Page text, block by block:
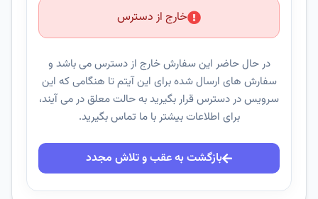
خارج از دسترس
در حال حاضر این سفارش خارج از دسترس می باشد و
سفارش های ارسال شده برای این آیتم تا هنگامی که این
سرویس در دسترس قرار بگیرید به حالت معلق در می آیند،
برای اطلاعات بیشتر با ما تماس بگیرید.
بازگشت به عقب و تلاش مجدد